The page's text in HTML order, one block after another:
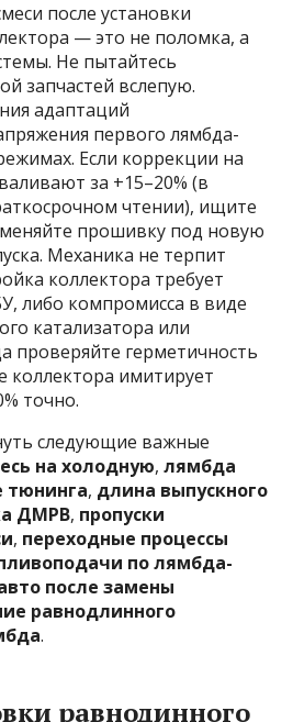
после установки
— это не поломка, а
Не пытайтесь
запчастей вслепую.
адаптаций
первого лямбда-
Если коррекции на
за +15–20% (в
чтении), ищите
меняйте прошивку под новую
Механика не терпит
коллектора требует
либо компромисса в виде
катализатора или
проверяйте герметичность
коллектора имитирует
точно.
следующие важные
на холодную,лямбда
тюнинга, длина выпускного
ДМРВ, пропуски
, переходные процессы
по лямбда-
после замены
равнодлинного
.
равнодинного